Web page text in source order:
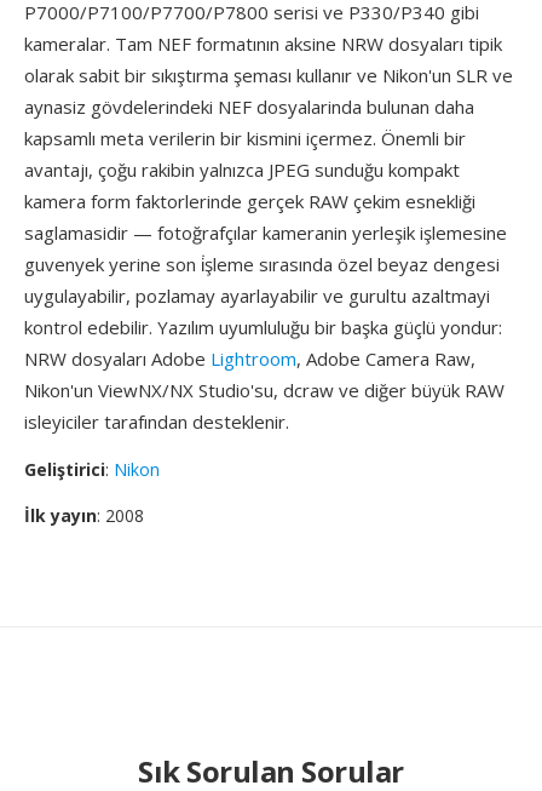
P7000/P7100/P7700/P7800 serisi ve P330/P340 gibi
kameralar. Tam NEF formatının aksine NRW dosyaları tipik
olarak sabit bir sıkıştırma şeması kullanır ve Nikon'un SLR ve
aynasiz gövdelerindeki NEF dosyalarinda bulunan daha
kapsamlı meta verilerin bir kismini içermez. Önemli bir
avantajı, çoğu rakibin yalnızca JPEG sunduğu kompakt
kamera form faktorlerinde gerçek RAW çekim esnekliği
saglamasidir — fotoğrafçılar kameranin yerleşik işlemesine
guvenyek yerine son i̇şleme sırasında özel beyaz dengesi
uygulayabilir, pozlamay ayarlayabilir ve gurultu azaltmayi
kontrol edebilir. Yazılım uyumluluğu bir başka güçlü yondur:
NRW dosyaları Adobe Lightroom, Adobe Camera Raw,
Nikon'un ViewNX/NX Studio'su, dcraw ve diğer büyük RAW
isleyiciler tarafından desteklenir.
Geliştirici: Nikon
İlk yayın: 2008
Sık Sorulan Sorular